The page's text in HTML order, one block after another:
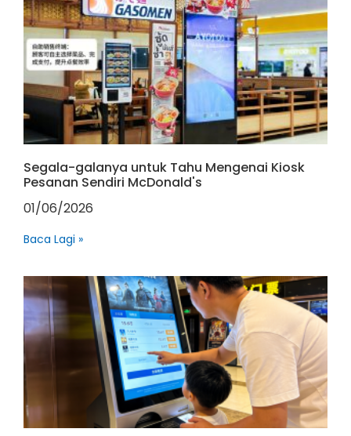
Segala-galanya untuk Tahu Mengenai Kiosk
Pesanan Sendiri McDonald's
01/06/2026
Baca Lagi »